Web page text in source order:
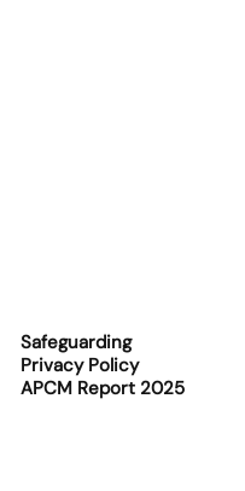
Safeguarding
Privacy Policy
APCM Report 2025